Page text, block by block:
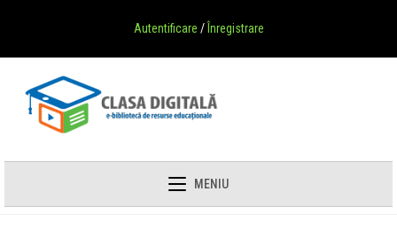
Autentificare / Înregistrare
MENIU